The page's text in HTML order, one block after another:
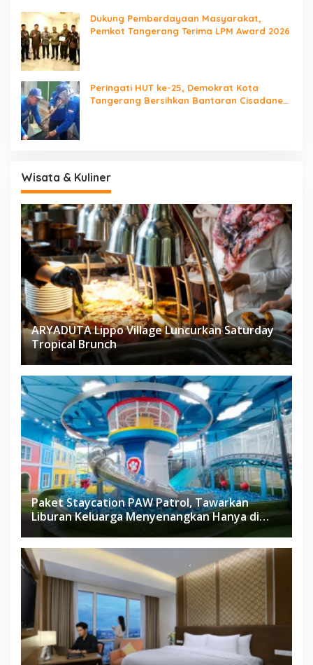
Dukung Pemberdayaan Masyarakat,
Pemkot Tangerang Terima LPM Award 2026
Peringati HUT ke-25, Demokrat Kota
Tangerang Bersihkan Bantaran Cisadane
Wisata & Kuliner
ARYADUTA Lippo Village Luncurkan Saturday
Tropical Brunch
Paket Staycation PAW Patrol, Tawarkan
Liburan Keluarga Menyenangkan Hanya di
Herloom Hotel BSD